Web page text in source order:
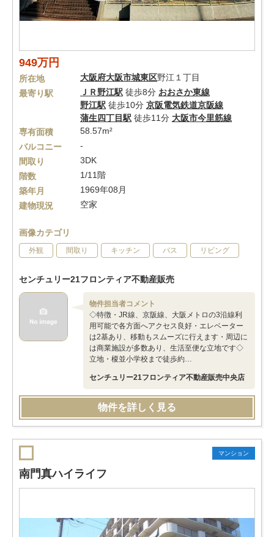
949万円
所在地 大阪府大阪市城東区野江１丁目
最寄り駅
ＪＲ野江駅 徒歩8分 おおさか東線
野江駅 徒歩10分 京阪電気鉄道京阪線
蒲生四丁目駅 徒歩11分 大阪市今里筋線
専有面積
58.57m²
バルコニー
-
間取り
3DK
階数
1/11階
築年月
1969年08月
建物現況
空家
画像カテゴリ
外観 間取り キッチン バス リビング
センチュリー21フロンティア不動産販売
物件担当者コメント
◇特徴・JR線、京阪線、大阪メトロの3沿線利
用可能で各方面へアクセス良好・エレベーター
は2基あり、移動もスムーズに行えます・周辺に
は商業施設が多数あり、生活至便な立地です◇
立地・榎並小学校まで徒歩約…
センチュリー21フロンティア不動産販売中央店
物件を詳しく見る
マンション
南門真ハイライフ